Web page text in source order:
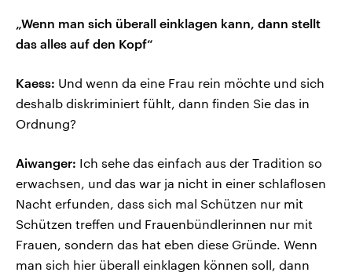
„Wenn man sich überall einklagen kann, dann stellt
das alles auf den Kopf“
Kaess: Und wenn da eine Frau rein möchte und sich
deshalb diskriminiert fühlt, dann finden Sie das in
Ordnung?
Aiwanger: Ich sehe das einfach aus der Tradition so
erwachsen, und das war ja nicht in einer schlaflosen
Nacht erfunden, dass sich mal Schützen nur mit
Schützen treffen und Frauenbündlerinnen nur mit
Frauen, sondern das hat eben diese Gründe. Wenn
man sich hier überall einklagen können soll, dann